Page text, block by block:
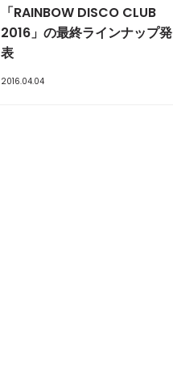
「RAINBOW DISCO CLUB
2016」の最終ラインナップ発
表
2016.04.04